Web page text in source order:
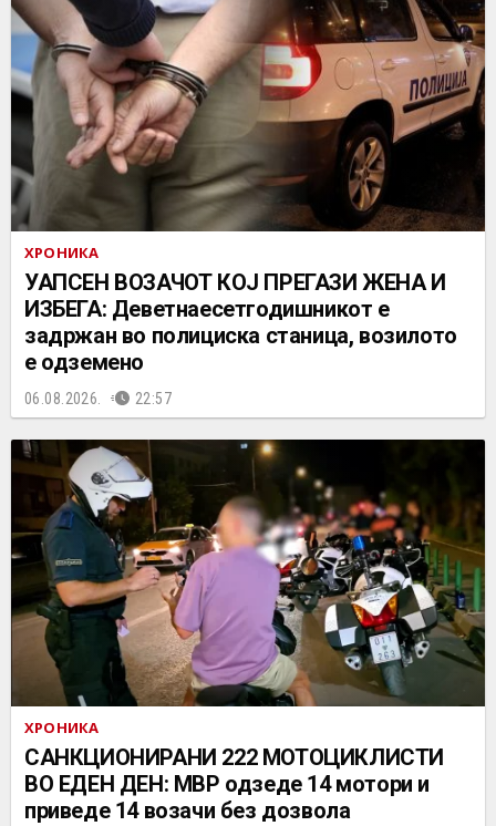
ХРОНИКА
УАПСЕН ВОЗАЧОТ КОЈ ПРЕГАЗИ ЖЕНА И
ИЗБЕГА: Деветнаесетгодишникот е
задржан во полициска станица, возилото
е одземено
06.08.2026. 22:57
ХРОНИКА
САНКЦИОНИРАНИ 222 МОТОЦИКЛИСТИ
ВО ЕДЕН ДЕН: МВР одзеде 14 мотори и
приведе 14 возачи без дозвола